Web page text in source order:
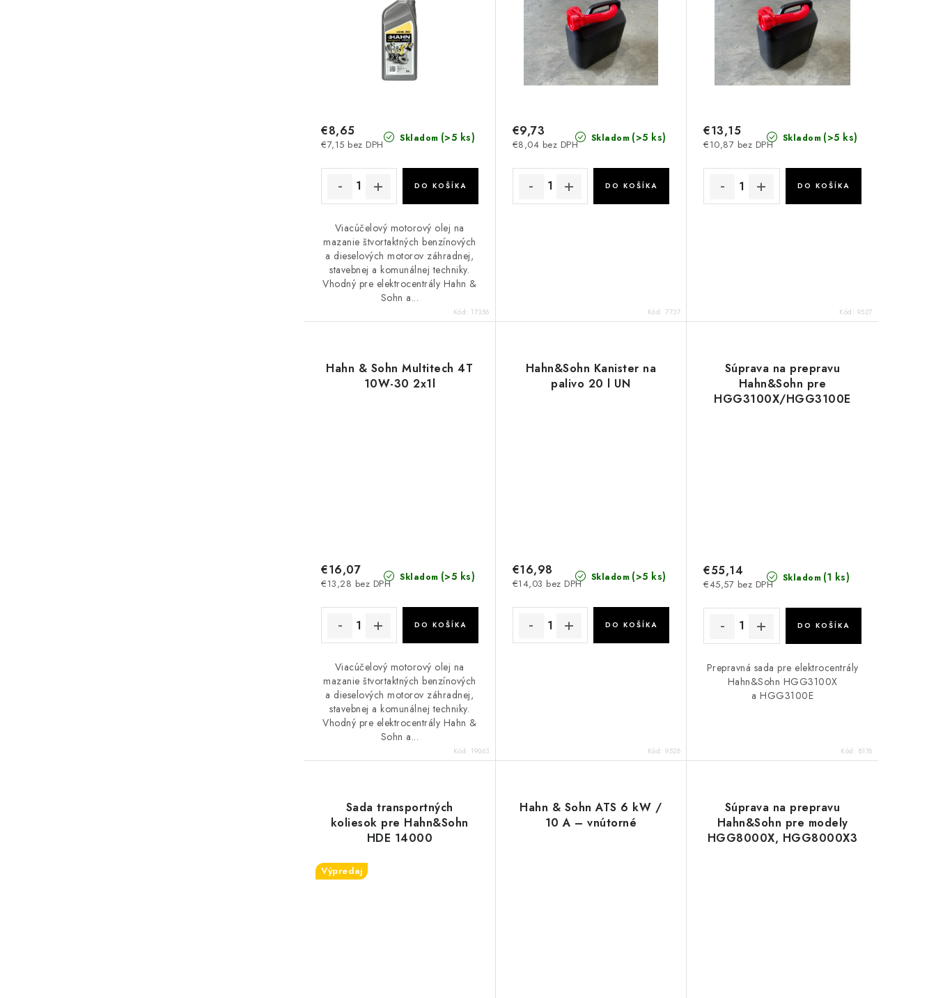
Skladom (>5 ks)
€7,15 bez DPH
€8,65
DO KOŠÍKA
Viacúčelový motorový olej na
mazanie štvortaktných benzínových
a dieselových motorov záhradnej,
stavebnej a komunálnej techniky.
Vhodný pre elektrocentrály Hahn &
Sohn a...
Kód: 17356
Skladom (>5 ks)
€8,04 bez DPH
€9,73
DO KOŠÍKA
Kód:7737
Skladom (>5 ks)
€10,87 bez DPH
€13,15
DO KOŠÍKA
Kód: 9527
Hahn & Sohn Multitech 4T
10W-30 2x1l
Skladom (>5 ks)
€13,28 bez DPH
€16,07
DO KOŠÍKA
Viacúčelový motorový olej na
mazanie štvortaktných benzínových
a dieselových motorov záhradnej,
stavebnej a komunálnej techniky.
Vhodný pre elektrocentrály Hahn &
Sohn a...
Kód: 19063
Hahn&Sohn Kanister na
palivo 20 l UN
Skladom (>5 ks)
€14,03 bez DPH
€16,98
DO KOŠÍKA
Kód:9528
Súprava na prepravu
Hahn&Sohn pre
HGG3100X/HGG3100E
Skladom (1 ks)
€45,57 bez DPH
€55,14
DO KOŠÍKA
Prepravná sada pre elektrocentrály
Hahn&Sohn HGG3100X
a HGG3100E
Kód: 8118
Sada transportných
koliesok pre Hahn&Sohn
HDE 14000
Výpredaj
Hahn & Sohn ATS 6 kW /
10 A – vnútorné
Súprava na prepravu
Hahn&Sohn pre modely
HGG8000X, HGG8000X3